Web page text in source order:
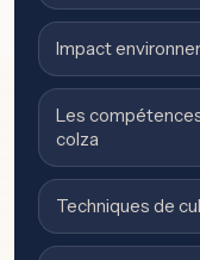
Impact
Les
colza
Techniques de